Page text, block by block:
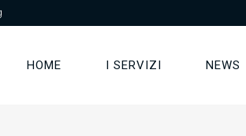
HOME I SERVIZI NEWS